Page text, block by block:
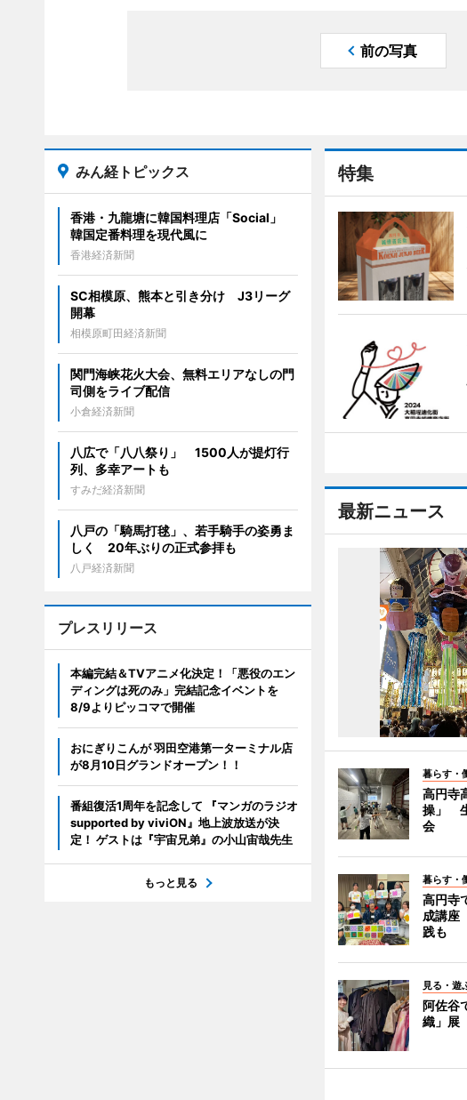
前の写真
特集
最新ニュース
暮らす・
高円寺
操」
会
暮らす・
高円寺
成講座
践も
見る・遊
阿佐谷
織」展
みん経トピックス
香港・九龍塘に韓国料理店「Social」
韓国定番料理を現代風に
香港経済新聞
SC相模原、熊本と引き分け J3リーグ
開幕
相模原町田経済新聞
関門海峡花火大会、無料エリアなしの門
司側をライブ配信
小倉経済新聞
八広で「八八祭り」 1500人が提灯行
列、多幸アートも
すみだ経済新聞
八戸の「騎馬打毬」、若手騎手の姿勇ま
しく 20年ぶりの正式参拝も
八戸経済新聞
プレスリリース
本編完結＆TVアニメ化決定！「悪役のエン
ディングは死のみ」完結記念イベントを
8/9よりピッコマで開催
おにぎりこんが 羽田空港第一ターミナル店
が8月10日グランドオープン！！
番組復活1周年を記念して 『マンガのラジオ
supported by viviON』地上波放送が決
定！ ゲストは『宇宙兄弟』の小山宙哉先生
もっと見る